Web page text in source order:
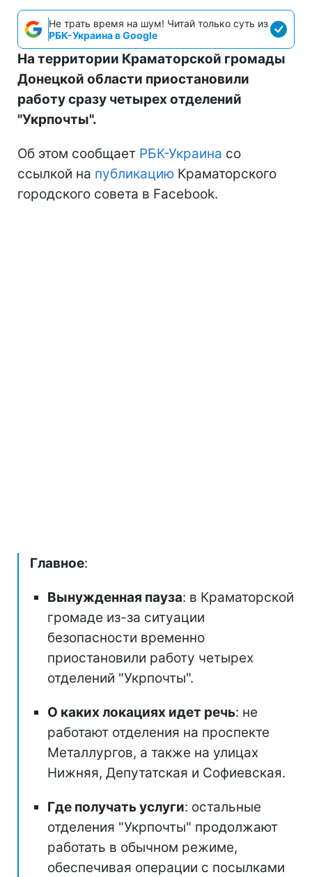
Не трать время на шум! Читай только суть из
РБК-Украина в Google
На территории Краматорской громады
Донецкой области приостановили
работу сразу четырех отделений
"Укрпочты".
Об этом сообщает РБК-Украина со
ссылкой на публикацию Краматорского
городского совета в Facebook.
Главное:
Вынужденная пауза: в Краматорской
громаде из-за ситуации
безопасности временно
приостановили работу четырех
отделений "Укрпочты".
О каких локациях идет речь: не
работают отделения на проспекте
Металлургов, а также на улицах
Нижняя, Депутатская и Софиевская.
Где получать услуги: остальные
отделения "Укрпочты" продолжают
работать в обычном режиме,
обеспечивая операции с посылками